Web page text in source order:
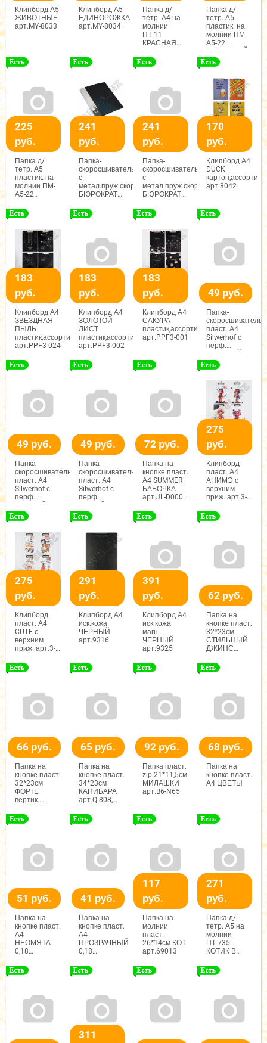
Клипборд А5
ЖИВОТНЫЕ
арт.MY-8033
Клипборд А5
ЕДИНОРОЖКА
арт.MY-8034
Папка д/
тетр. А4 на
молнии
ПТ-11
КРАСНАЯ
Папка д/
тетр. А5
пластик. на
молнии ПМ-
А5-22
ОРНАМЕНТ
арт.ПМ-А5-22
225
руб.
Папка д/
тетр. А5
пластик. на
молнии ПМ-
А5-22
арт.ПМ-А5-22
241
руб.
Папка-
скоросшиватель
с
метал.пруж.скоросш.
БЮРОКРАТ
0,7мм
арт.816868
241
руб.
Папка-
скоросшиватель
с
метал.пруж.скоросш.
БЮРОКРАТ
0,7мм
арт.816870
170
руб.
Клипборд А4
DUCK
картон,ассорти
арт.8042
183
руб.
Клипборд А4
ЗВЕЗДНАЯ
ПЫЛЬ
пластик,ассорти
арт.PPF3-024
183
руб.
Клипборд А4
ЗОЛОТОЙ
ЛИСТ
пластик,ассорти
арт.PPF3-002
183
руб.
Клипборд А4
САКУРА
пластик,ассорти
арт.PPF3-001
49 руб.
Папка-
скоросшиватель
пласт. А4
Silwerhof с
перф.
0,12/0,16мм
арт.1985816
49 руб.
Папка-
скоросшиватель
пласт. А4
Silwerhof с
перф.
0,12/0,16мм
арт.1985814
49 руб.
Папка-
скоросшиватель
пласт. А4
Silwerhof с
перф.
0,12/0,16мм
арт.1987582
72 руб.
Папка на
кнопке пласт.
А4 SUMMER
БАБОЧКА
арт.JL-D0009,
275
руб.
Клипборд
пласт. А4
АНИМЭ с
верхним
приж. арт.3-
275
руб.
Клипборд
пласт. А4
CUTE с
верхним
приж. арт.3-
291
руб.
Клипборд А4
иск.кожа
ЧЕРНЫЙ
арт.9316
391
руб.
Клипборд А4
иск.кожа
магн.
ЧЕРНЫЙ
арт.9325
62 руб.
Папка на
кнопке пласт.
32*23см
СТИЛЬНЫЙ
ДЖИНС
арт.SK-1008
66 руб.
Папка на
кнопке пласт.
32*23см
ФОРТЕ
вертик.
Maylott
65 руб.
Папка на
кнопке пласт.
34*23см
КАПИБАРА
арт.Q-808,
92 руб.
Папка пласт.
zip 21*11,5см
МИЛАШКИ
арт.B6-N65
68 руб.
Папка на
кнопке пласт.
А4 ЦВЕТЫ
51 руб.
Папка на
кнопке пласт.
А4
НЕОМЯТА
0,18
Maylott
41 руб.
Папка на
кнопке пласт.
А4
ПРОЗРАЧНЫЙ
0,18
Maylott
117
руб.
Папка на
молнии
пласт.
26*14см КОТ
арт.69013
271
руб.
Папка д/
тетр. А5 на
молнии
ПТ-735
КОТИК В
диз.двустор.
арт.87461
311